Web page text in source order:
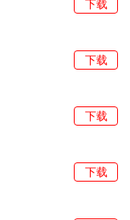
档位数值在转职界
。二周目开始时敌
力进行加成，敌军
拿点数奖励请不要
合往上面跑，追上
战死，可 sl 秦夫人
下载
下载
下载
下载